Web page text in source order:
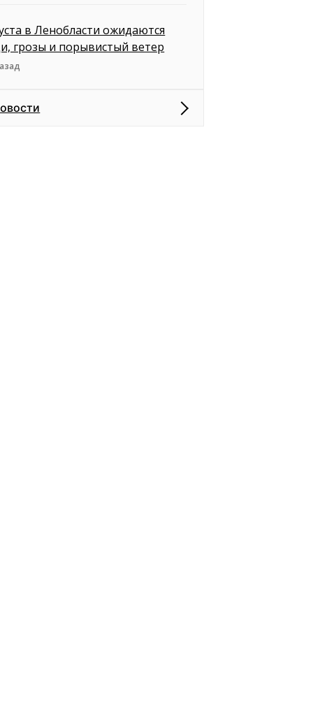
в Ленобласти ожидаются
грозы и порывистый ветер